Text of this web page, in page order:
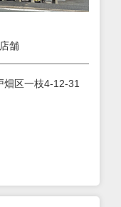
舗
畑区一枝4-12-31